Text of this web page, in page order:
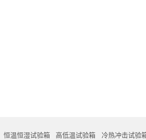
恒温恒湿试验箱 高低温试验箱 冷热冲击试验